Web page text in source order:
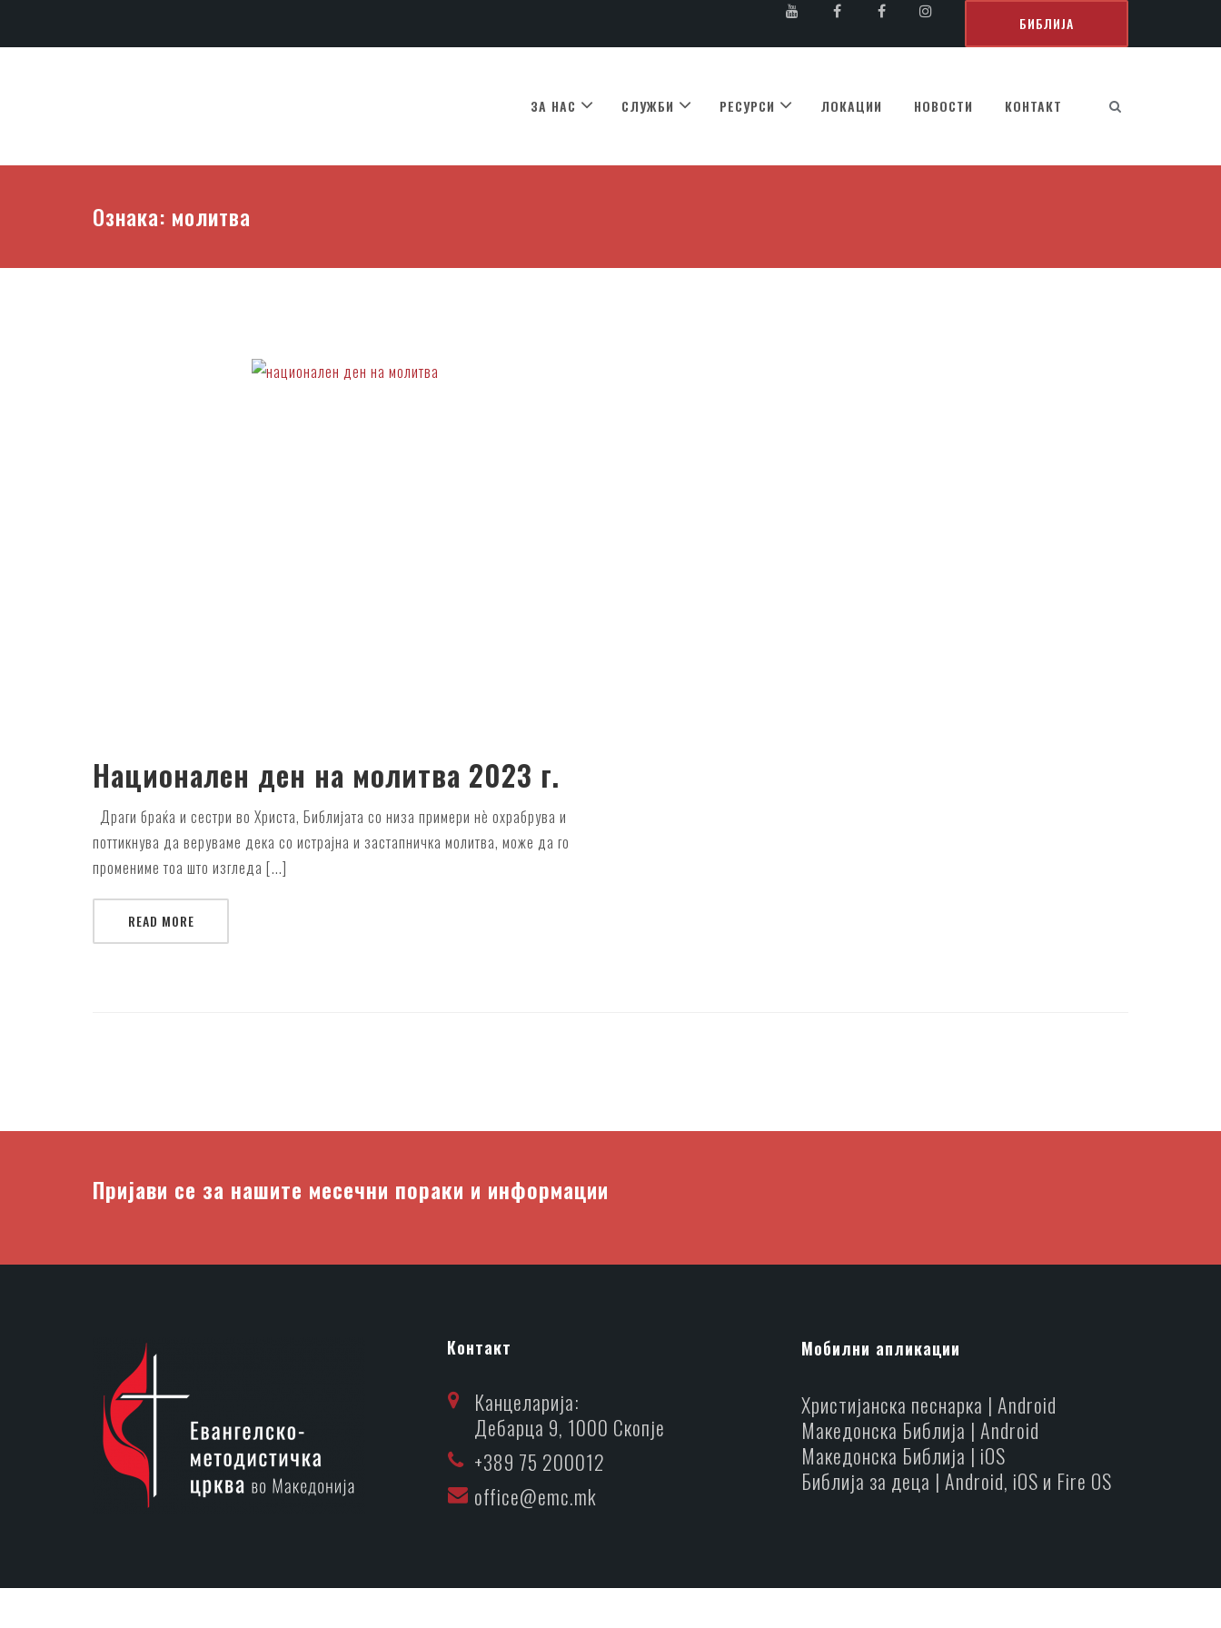
БИБЛИЈА
ЗА НАС СЛУЖБИ РЕСУРСИ ЛОКАЦИИ НОВОСТИ КОНТАКТ
Ознака: молитва
Национален ден на молитва 2023 г.
Драги браќа и сестри во Христа, Библијата со низа примери нѐ охрабрува и
поттикнува да веруваме дека со истрајна и застапничка молитва, може да го
промениме тоа што изгледа [...]
READ MORE
Пријави се за нашите месечни пораки и информации
Контакт
Канцеларија:
Дебарца 9, 1000 Скопје
+389 75 200012
office@emc.mk
Мобилни апликации
Христијанска песнарка | Android
Македонска Библија | Android
Македонска Библија | iOS
Библија за деца | Android, iOS и Fire OS